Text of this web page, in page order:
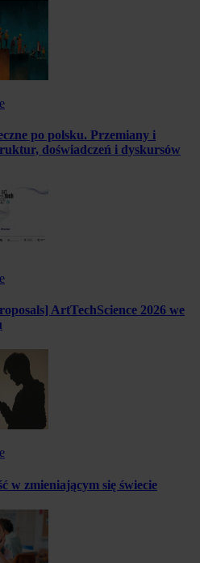
po polsku. Przemiany i
doświadczeń i dyskursów
ArtTechScience 2026 we
w zmieniającym się świecie